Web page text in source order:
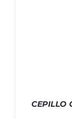
CEPILLO